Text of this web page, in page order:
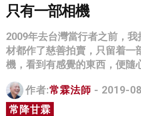
生活
商業
科技
影片
名家榜
只有一部相機
2009年去台灣當行者之前，
材都作了慈善拍賣，只留着一
機，看到有感覺的東西，便隨
作者:常霖法師 - 2019-
常降甘霖